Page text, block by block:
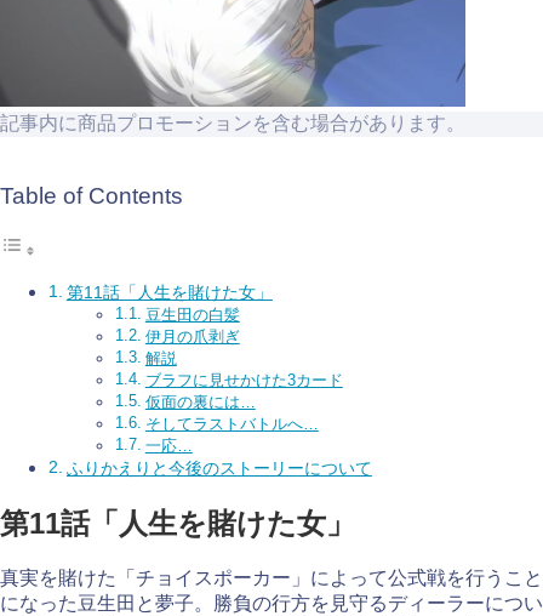
記事内に商品プロモーションを含む場合があります。
Table of Contents
第11話「人生を賭けた女」
豆生田の白髪
伊月の爪剥ぎ
解説
ブラフに見せかけた3カード
仮面の裏には…
そしてラストバトルへ…
一応…
ふりかえりと今後のストーリーについて
第11話「人生を賭けた女」
真実を賭けた「チョイスポーカー」によって公式戦を行うこと
になった豆生田と夢子。勝負の行方を見守るディーラーについ